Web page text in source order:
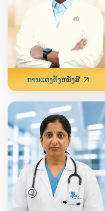
ການແຕ່ງຕັ້ງຫນັງສື